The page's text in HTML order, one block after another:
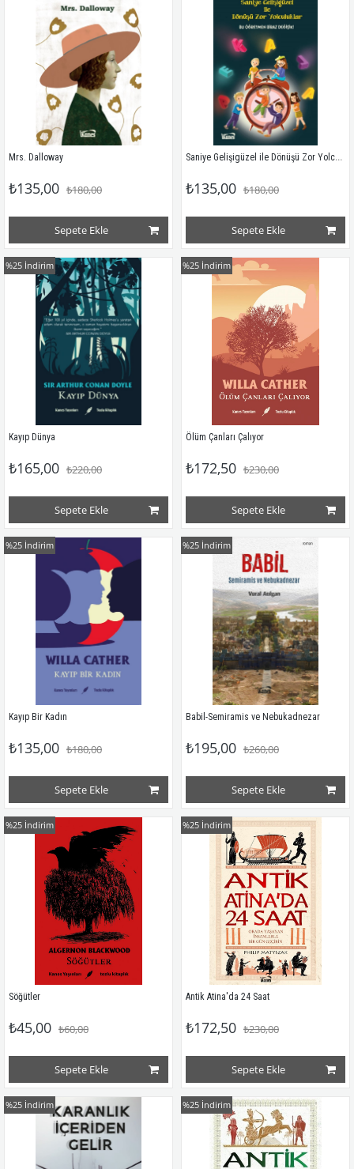
Mrs. Dalloway
₺135,00 ₺180,00
Sepete Ekle
Saniye Gelişigüzel ile Dönüşü Zor Yolculuklar
₺135,00 ₺180,00
Sepete Ekle
Kayıp Dünya
₺165,00 ₺220,00
Sepete Ekle
%25 İndirim
Ölüm Çanları Çalıyor
₺172,50 ₺230,00
Sepete Ekle
%25 İndirim
Kayıp Bir Kadın
₺135,00 ₺180,00
Sepete Ekle
%25 İndirim
Babil-Semiramis ve Nebukadnezar
₺195,00 ₺260,00
Sepete Ekle
%25 İndirim
Söğütler
₺45,00 ₺60,00
Sepete Ekle
%25 İndirim
Antik Atina'da 24 Saat
₺172,50 ₺230,00
Sepete Ekle
%25 İndirim
%25 İndirim %25 İndirim